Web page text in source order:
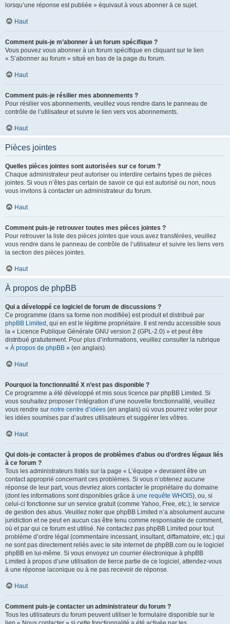
lorsqu’une réponse est publiée » équivaut à vous abonner à ce sujet.
Haut
Comment puis-je m’abonner à un forum spécifique ?
Vous pouvez vous abonner à un forum spécifique en cliquant sur le lien
« S’abonner au forum » situé en bas de la page du forum.
Haut
Comment puis-je résilier mes abonnements ?
Pour résilier vos abonnements, veuillez vous rendre dans le panneau de
contrôle de l’utilisateur et suivre le lien vers vos abonnements.
Haut
Pièces jointes
Quelles pièces jointes sont autorisées sur ce forum ?
Chaque administrateur peut autoriser ou interdire certains types de pièces
jointes. Si vous n’êtes pas certain de savoir ce qui est autorisé ou non, nous
vous invitons à contacter un administrateur du forum.
Haut
Comment puis-je retrouver toutes mes pièces jointes ?
Pour retrouver la liste des pièces jointes que vous avez transférées, veuillez
vous rendre dans le panneau de contrôle de l’utilisateur et suivre les liens vers
la section des pièces jointes.
Haut
À propos de phpBB
Qui a développé ce logiciel de forum de discussions ?
Ce programme (dans sa forme non modifiée) est produit et distribué par
phpBB Limited , qui en est le légitime propriétaire. Il est rendu accessible sous
la « Licence Publique Générale GNU version 2 (GPL-2.0) » et peut être
distribué gratuitement. Pour plus d’informations, veuillez consulter la rubrique
« À propos de phpBB » (en anglais).
Haut
Pourquoi la fonctionnalité X n’est pas disponible ?
Ce programme a été développé et mis sous licence par phpBB Limited. Si
vous souhaitez proposer l’intégration d’une nouvelle fonctionnalité, veuillez
vous rendre sur notre centre d’idées (en anglais) où vous pourrez voter pour
les idées soumises par d’autres utilisateurs et suggérer les vôtres.
Haut
Qui dois-je contacter à propos de problèmes d’abus ou d’ordres légaux liés
à ce forum ?
Tous les administrateurs listés sur la page « L’équipe » devraient être un
contact approprié concernant ces problèmes. Si vous n’obtenez aucune
réponse de leur part, vous devriez alors contacter le propriétaire du domaine
(dont les informations sont disponibles grâce à une requête WHOIS), ou, si
celui-ci fonctionne sur un service gratuit (comme Yahoo, Free, etc.), le service
de gestion des abus. Veuillez noter que phpBB Limited n’a absolument aucune
juridiction et ne peut en aucun cas être tenu comme responsable de comment,
où et par qui ce forum est utilisé. Ne contactez pas phpBB Limited pour tout
problème d’ordre légal (commentaire incessant, insultant, diffamatoire, etc.) qui
ne sont pas directement reliés avec le site internet de phpBB.com ou le logiciel
phpBB en lui-même. Si vous envoyez un courrier électronique à phpBB
Limited à propos d’une utilisation de tierce partie de ce logiciel, attendez-vous
à une réponse laconique ou à ne pas recevoir de réponse.
Haut
Comment puis-je contacter un administrateur du forum ?
Tous les utilisateurs du forum peuvent utiliser le formulaire disponible sur le